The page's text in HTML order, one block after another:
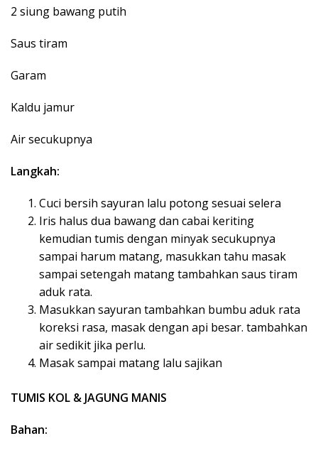
2 siung bawang putih
Saus tiram
Garam
Kaldu jamur
Air secukupnya
Langkah:
Cuci bersih sayuran lalu potong sesuai selera
Iris halus dua bawang dan cabai keriting
kemudian tumis dengan minyak secukupnya
sampai harum matang, masukkan tahu masak
sampai setengah matang tambahkan saus tiram
aduk rata.
Masukkan sayuran tambahkan bumbu aduk rata
koreksi rasa, masak dengan api besar. tambahkan
air sedikit jika perlu.
Masak sampai matang lalu sajikan
TUMIS KOL & JAGUNG MANIS
Bahan: